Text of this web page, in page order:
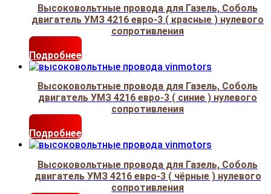
Высоковольтные провода для Газель, Соболь
двигатель УМЗ 4216 евро-3 ( красные ) нулевого
сопротивления
Подробнее
Высоковольтные провода для Газель, Соболь
двигатель УМЗ 4216 евро-3 ( синие ) нулевого
сопротивления
Подробнее
Высоковольтные провода для Газель, Соболь
двигатель УМЗ 4216 евро-3 ( чёрные ) нулевого
сопротивления